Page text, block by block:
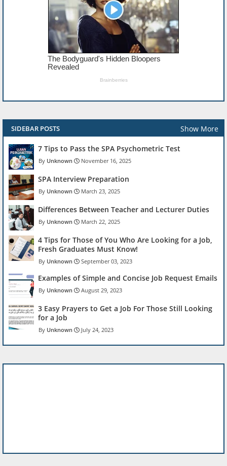
SIDEBAR POSTS Show More
7 Tips to Pass the SPA Psychometric Test
Unknown November 16, 2025
SPA Interview Preparation
Unknown March 23, 2025
Differences Between Teacher and Lecturer Duties
Unknown March 22, 2025
4 Tips for Those of You Who Are Looking for a Job,
Fresh Graduates Must Know!
Unknown September 03, 2023
Examples of Simple and Concise Job Request Emails
Unknown August 29, 2023
3 Easy Prayers to Get a Job For Those Still Looking
for a Job
Unknown July 24, 2023